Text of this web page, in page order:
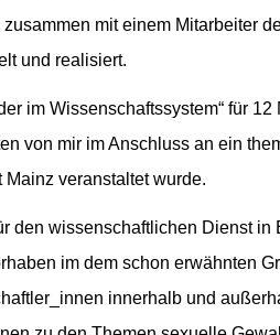
mit einem Mitarbeiter
und realisiert.
im Wissenschaftssystem“ für
von mir im Anschluss an ein
veranstaltet wurde.
den wissenschaftlichen Dienst
im dem schon erwähnten
innerhalb und